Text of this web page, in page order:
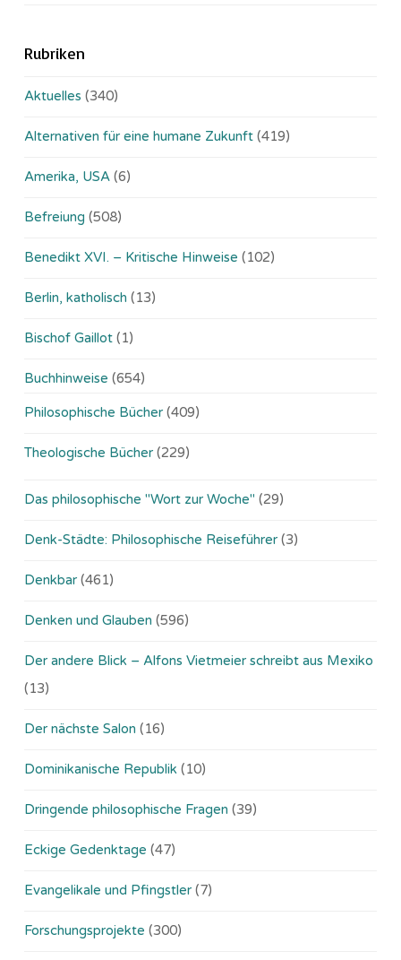
Rubriken
Aktuelles (340)
Alternativen für eine humane Zukunft (419)
Amerika, USA (6)
Befreiung (508)
Benedikt XVI. – Kritische Hinweise (102)
Berlin, katholisch (13)
Bischof Gaillot (1)
Buchhinweise (654)
Philosophische Bücher (409)
Theologische Bücher (229)
Das philosophische "Wort zur Woche" (29)
Denk-Städte: Philosophische Reiseführer (3)
Denkbar (461)
Denken und Glauben (596)
Der andere Blick – Alfons Vietmeier schreibt aus Mexiko
(13)
Der nächste Salon (16)
Dominikanische Republik (10)
Dringende philosophische Fragen (39)
Eckige Gedenktage (47)
Evangelikale und Pfingstler (7)
Forschungsprojekte (300)